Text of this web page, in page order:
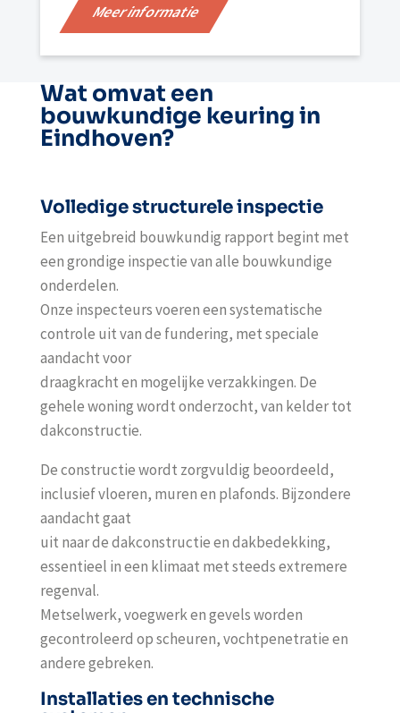
Meer informatie
Wat omvat een
bouwkundige keuring in
Eindhoven?
Volledige structurele inspectie
Een uitgebreid bouwkundig rapport begint met
een grondige inspectie van alle bouwkundige
onderdelen.
Onze inspecteurs voeren een systematische
controle uit van de fundering, met speciale
aandacht voor
draagkracht en mogelijke verzakkingen. De
gehele woning wordt onderzocht, van kelder tot
dakconstructie.
De constructie wordt zorgvuldig beoordeeld,
inclusief vloeren, muren en plafonds. Bijzondere
aandacht gaat
uit naar de dakconstructie en dakbedekking,
essentieel in een klimaat met steeds extremere
regenval.
Metselwerk, voegwerk en gevels worden
gecontroleerd op scheuren, vochtpenetratie en
andere gebreken.
Installaties en technische